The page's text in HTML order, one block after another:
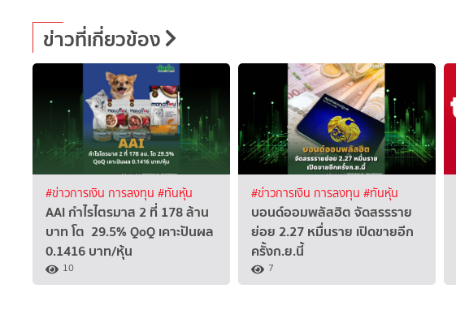
ข่าวที่เกี่ยวข้อง
#ข่าวการเงิน การลงทุน #ทันหุ้น
AAI กำไรไตรมาส 2 ที่ 178 ล้าน
บาท โต 29.5% QoQ เคาะปันผล
0.1416 บาท/หุ้น
10
#ข่าวการเงิน การลงทุน #ทันหุ้น
บอนด์ออมพลัสฮิต จัดสรรราย
ย่อย 2.27 หมื่นราย เปิดขายอีก
ครั้งก.ย.นี้
7